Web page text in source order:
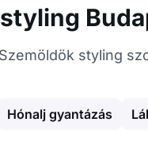
styling
Hónalj gyantázás